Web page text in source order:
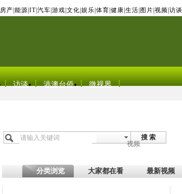
房产 能源 IT| 汽车 游戏 文化 娱乐 体育 健康 生活 图片 视频 访谈
访谈 港澳台侨 微视界
搜 索
视频
分类浏览 大家都在看 最新视频